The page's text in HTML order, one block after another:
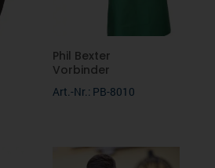
Phil Bexter
Vorbinder
Art.-Nr.: PB-8010